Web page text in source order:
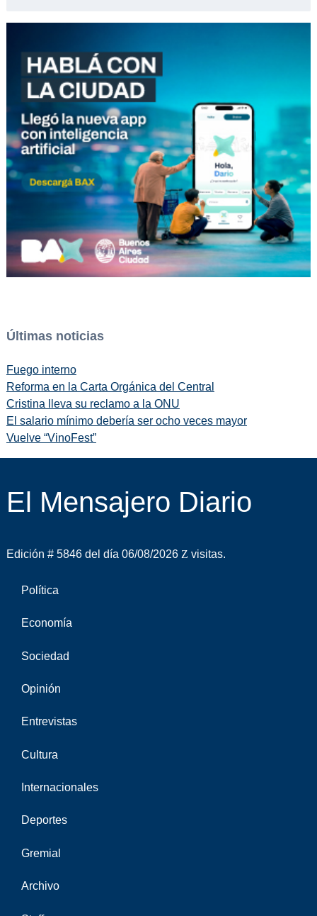
Últimas noticias
Fuego interno
Reforma en la Carta Orgánica del Central
Cristina lleva su reclamo a la ONU
El salario mínimo debería ser ocho veces mayor
Vuelve “VinoFest”
El Mensajero Diario
Edición # 5846 del día 06/08/2026 visitas.
Política
Economía
Sociedad
Opinión
Entrevistas
Cultura
Internacionales
Deportes
Gremial
Archivo